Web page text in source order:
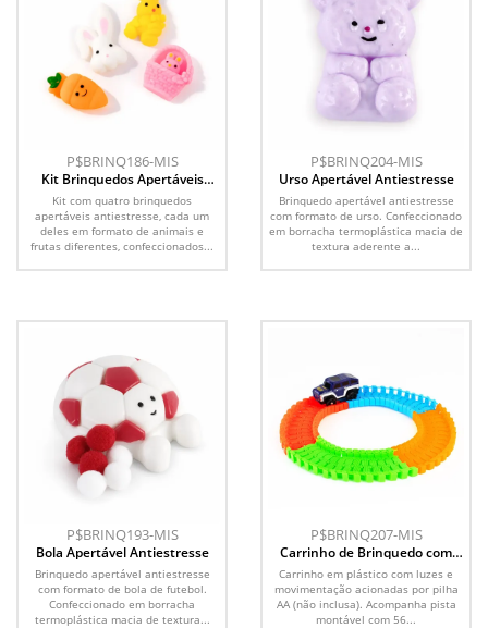
P$BRINQ186-MIS
Kit Brinquedos Apertáveis
Antiestresse 4 Peças
Kit com quatro brinquedos
apertáveis antiestresse, cada um
deles em formato de animais e
frutas diferentes, confeccionados...
P$BRINQ204-MIS
Urso Apertável Antiestresse
Brinquedo apertável antiestresse
com formato de urso. Confeccionado
em borracha termoplástica macia de
textura aderente a...
P$BRINQ193-MIS
Bola Apertável Antiestresse
Brinquedo apertável antiestresse
com formato de bola de futebol.
Confeccionado em borracha
termoplástica macia de textura...
P$BRINQ207-MIS
Carrinho de Brinquedo com
Pista
Carrinho em plástico com luzes e
movimentação acionadas por pilha
AA (não inclusa). Acompanha pista
montável com 56...